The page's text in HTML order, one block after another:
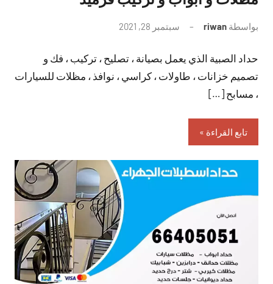
بواسطة riwan سبتمبر 28, 2021
تعليقات
حداد الصبية الذي يعمل بصيانة ، تصليح ، تركيب ، فك و
تصميم خزانات ، طاولات ، كراسي ، نوافذ ، مظلات للسيارات
، مسابح […]
تابع القراءة